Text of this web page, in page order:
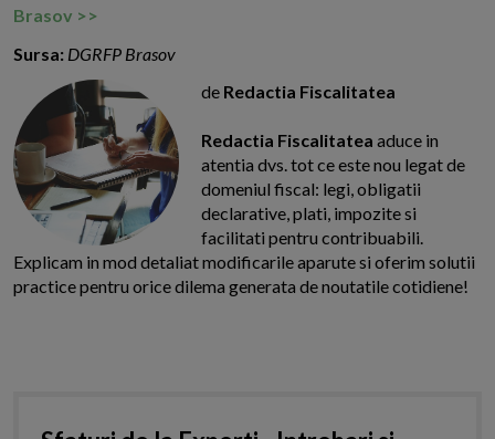
Brasov >>
Sursa: DGRFP Brasov
de Redactia Fiscalitatea
Redactia Fiscalitatea aduce in
atentia dvs. tot ce este nou legat de
domeniul fiscal: legi, obligatii
declarative, plati, impozite si
facilitati pentru contribuabili.
Explicam in mod detaliat modificarile aparute si oferim solutii
practice pentru orice dilema generata de noutatile cotidiene!